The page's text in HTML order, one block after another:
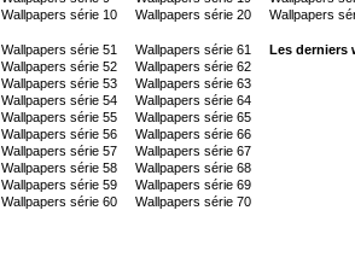
Wallpapers série 10
Wallpapers série 20
Wallpapers
Wallpapers série 51
Wallpapers série 52
Wallpapers série 53
Wallpapers série 54
Wallpapers série 55
Wallpapers série 56
Wallpapers série 57
Wallpapers série 58
Wallpapers série 59
Wallpapers série 60
Wallpapers série 61
Wallpapers série 62
Wallpapers série 63
Wallpapers série 64
Wallpapers série 65
Wallpapers série 66
Wallpapers série 67
Wallpapers série 68
Wallpapers série 69
Wallpapers série 70
Les derniers